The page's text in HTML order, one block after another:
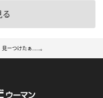
見ーつけたぁ……。